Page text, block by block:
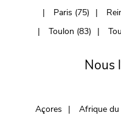
Paris (75)
Toulon (83)
Nous
Açores Afrique